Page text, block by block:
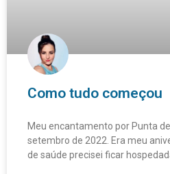
Como tudo começou
Meu encantamento por Punta
setembro de 2022. Era meu
de saúde precisei ficar